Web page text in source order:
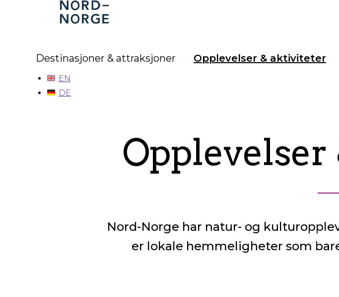
Nord-
Norge
Destinasjoner & attraksjoner Opplevelser & aktiviteter
EN
DE
Nord-Norge har natur- og
er lokale hemmeligheter som